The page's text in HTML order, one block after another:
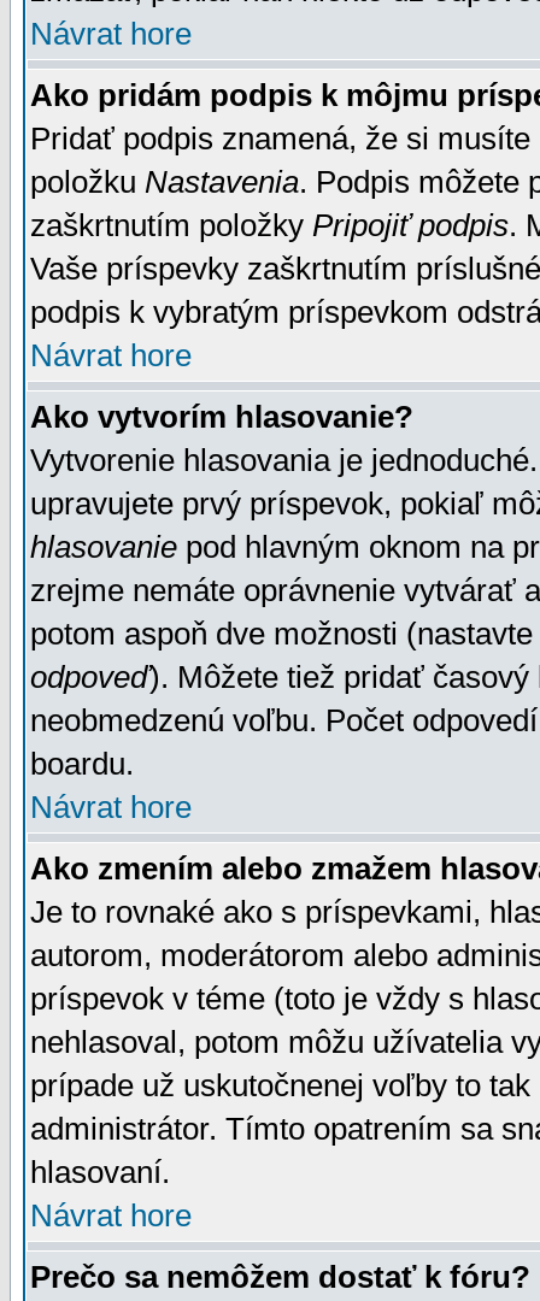
Návrat hore
Ako pridám podpis k môjmu
Pridať podpis znamená, že si
položku Nastavenia. Podpis môžete
zaškrtnutím položky Pripojiť podpis.
Vaše príspevky zaškrtnutím
podpis k vybratým príspevkom
Návrat hore
Ako vytvorím hlasovanie?
Vytvorenie hlasovania je
upravujete prvý príspevok, pokiaľ
hlasovanie pod hlavným oknom na
zrejme nemáte oprávnenie vytvárať
potom aspoň dve možnosti
odpoveď). Môžete tiež pridať
neobmedzenú voľbu. Počet
boardu.
Návrat hore
Ako zmením alebo zmažem
Je to rovnaké ako s príspevkami,
autorom, moderátorom alebo
príspevok v téme (toto je vždy s
nehlasoval, potom môžu užívatelia
prípade už uskutočnenej voľby to
administrátor. Tímto opatrením sa
hlasovaní.
Návrat hore
Prečo sa nemôžem dostať k fóru?